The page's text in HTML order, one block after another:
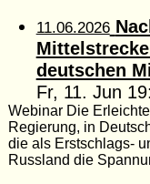
11.06.2026
deutschen
Fr, 11. Jun
Webinar Die
Regierung, in
die als Erstschlags-
Russland die